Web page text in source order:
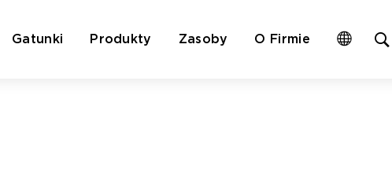
Gatunki Produkty Zasoby O Firmie